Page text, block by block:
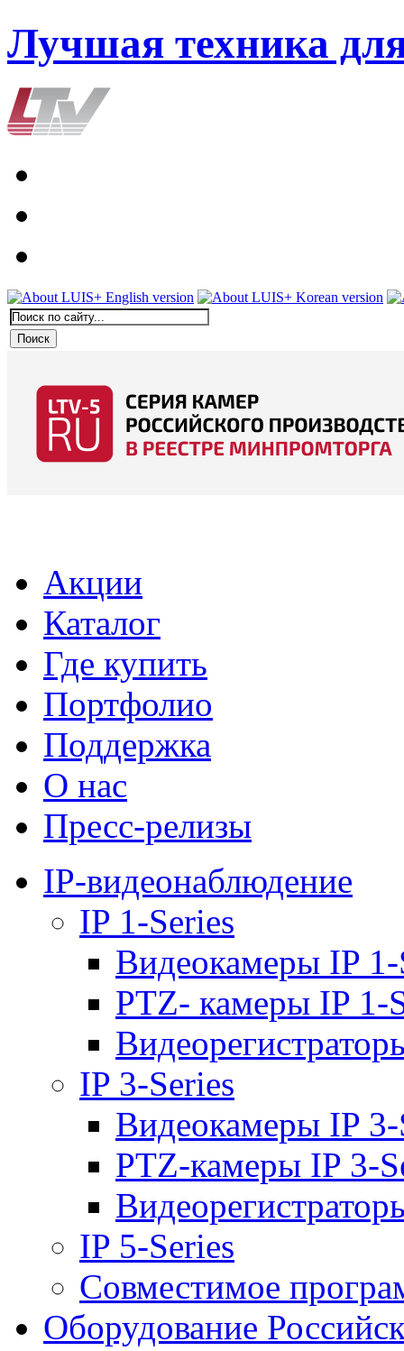
Лучшая техника
Акции
Каталог
Где купить
Портфолио
Поддержка
О нас
Пресс-релизы
IP-видеонаблюдение
IP 1-Series
Видеокамеры IP 1-
PTZ- камеры IP 1-
IP 3-Series
Видеокамеры IP 3-
PTZ-камеры IP 3-
IP 5-Series
Совместимое
Оборудование